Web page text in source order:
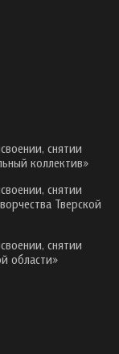
снятии
коллектив»
снятии
Тверской
снятии
области»